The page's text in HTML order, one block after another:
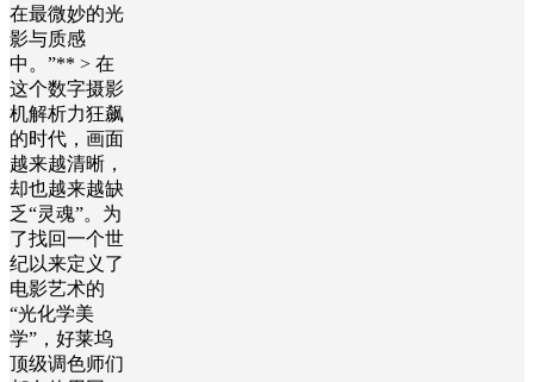
在最微妙的光
影与质感
中。”** > 在
这个数字摄影
机解析力狂飙
的时代，画面
越来越清晰，
却也越来越缺
乏“灵魂”。为
了找回一个世
纪以来定义了
电影艺术的
“光化学美
学”，好莱坞
顶级调色师们